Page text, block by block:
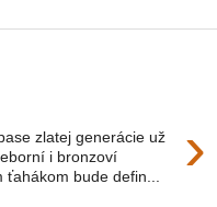
›
zlatej generácie už
i bronzoví
ťahákom bude defin...